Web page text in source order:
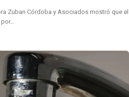
Zuban Córdoba y Asociados mostró que el